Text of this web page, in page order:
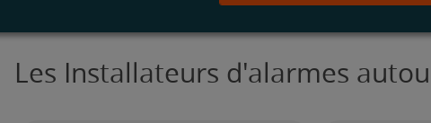
Les Installateurs d'alarmes